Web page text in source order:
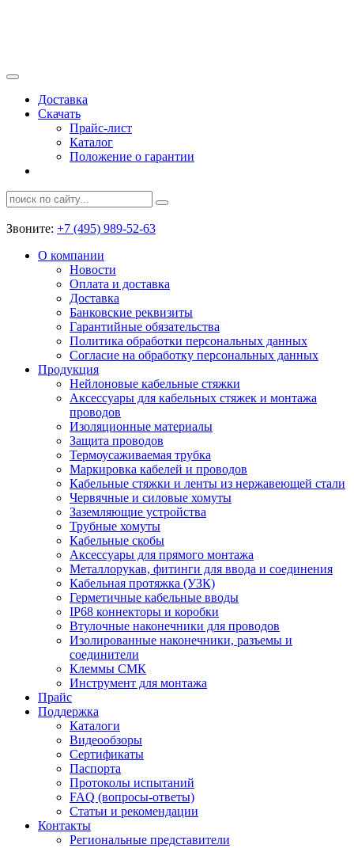
Доставка
Скачать
Прайс-лист
Каталог
Положение о гарантии
Звоните: +7 (495) 989-52-63
О компании
Новости
Оплата и доставка
Доставка
Банковские реквизиты
Гарантийные обязательства
Политика обработки персональных данных
Согласие на обработку персональных данных
Продукция
Нейлоновые кабельные стяжки
Аксессуары для кабельных стяжек и монтажа
проводов
Изоляционные материалы
Защита проводов
Термоусаживаемая трубка
Маркировка кабелей и проводов
Кабельные стяжки и ленты из нержавеющей стали
Червячные и силовые хомуты
Заземляющие устройства
Трубные хомуты
Кабельные скобы
Аксессуары для прямого монтажа
Металлорукав, фитинги для ввода и соединения
Кабельная протяжка (УЗК)
Герметичные кабельные вводы
IP68 коннекторы и коробки
Втулочные наконечники для проводов
Изолированные наконечники, разъемы и
соединители
Клеммы СМК
Инструмент для монтажа
Прайс
Поддержка
Каталоги
Видеообзоры
Сертификаты
Паспорта
Протоколы испытаний
FAQ (вопросы-ответы)
Статьи и рекомендации
Контакты
Региональные представители